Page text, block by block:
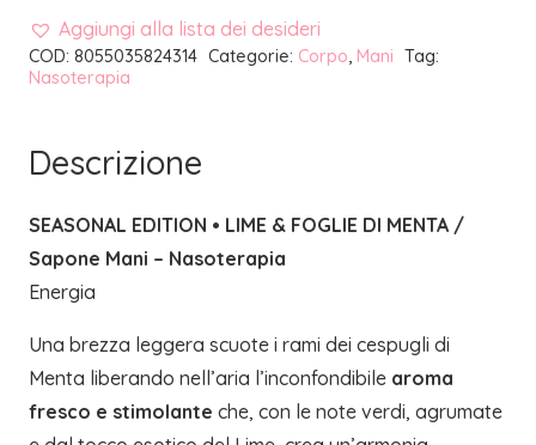
Aggiungi alla lista dei desideri
COD: 8055035824314 Categorie: Corpo Mani Tag:
Nasoterapia
Descrizione
SEASONAL EDITION • LIME & FOGLIE DI MENTA /
Sapone Mani – Nasoterapia
Energia
Una brezza leggera scuote i rami dei cespugli di
Menta liberando nell’aria l’inconfondibile aroma
fresco e stimolante che, con le note verdi, agrumate